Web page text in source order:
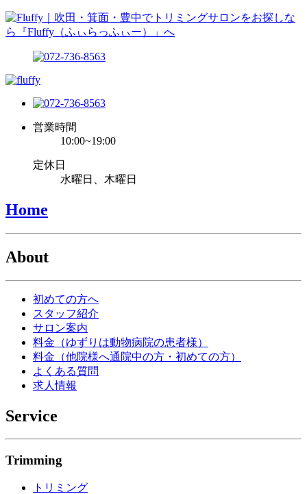
営業時間
10:00~19:00
定休日
水曜日、木曜日
Home
About
初めての方へ
スタッフ紹介
サロン案内
料金（ゆずりは動物病院の患者様）
料金（他院様へ通院中の方・初めての方）
よくある質問
求人情報
Service
Trimming
トリミング